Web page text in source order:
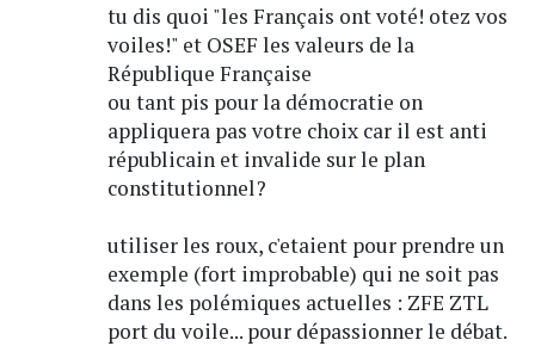
tu dis quoi "les Français ont voté! otez vos
voiles!" et OSEF les valeurs de la
République Française
ou tant pis pour la démocratie on
appliquera pas votre choix car il est anti
républicain et invalide sur le plan
constitutionnel?
utiliser les roux, c'etaient pour prendre un
exemple (fort improbable) qui ne soit pas
dans les polémiques actuelles : ZFE ZTL
port du voile... pour dépassionner le débat.